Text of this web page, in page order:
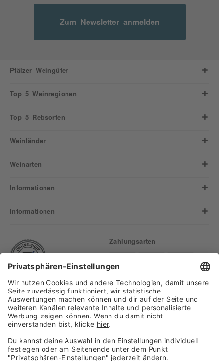
Zum Newsletter anmelden
Pfälzer Weingüter
Top 5 Weinregionen
Top 5 Rebsorten
Weinländer
Weinarten
Informationen
Informationen
Versand
Zahlungsarten
Finden Sie uns auf: